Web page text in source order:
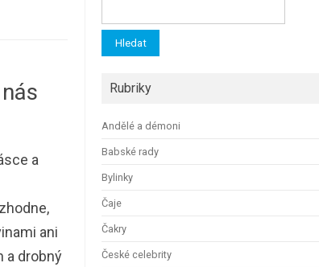
a
ani
a drobný
Rubriky
Andělé a démoni
Babské rady
Bylinky
Čaje
Čakry
České celebrity